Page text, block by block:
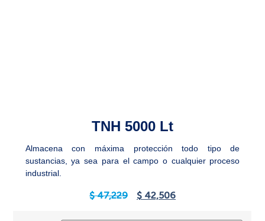
TNH 5000 Lt
Almacena con máxima protección todo tipo de
sustancias, ya sea para el campo o cualquier proceso
industrial.
$47,229 $ 42,506